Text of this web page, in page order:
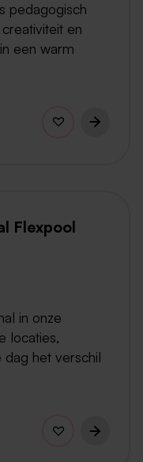
pedagogisch
en
een warm
Flexpool
in onze
locaties,
het verschil